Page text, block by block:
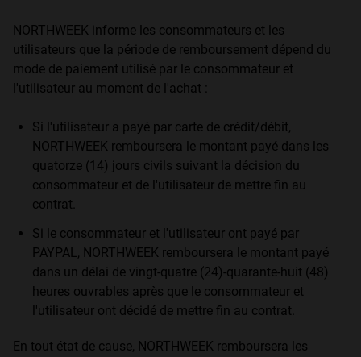
NORTHWEEK informe les consommateurs et les
utilisateurs que la période de remboursement dépend du
mode de paiement utilisé par le consommateur et
l'utilisateur au moment de l'achat :
Si l'utilisateur a payé par carte de crédit/débit,
NORTHWEEK remboursera le montant payé dans les
quatorze (14) jours civils suivant la décision du
consommateur et de l'utilisateur de mettre fin au
contrat.
Si le consommateur et l'utilisateur ont payé par
PAYPAL, NORTHWEEK remboursera le montant payé
dans un délai de vingt-quatre (24)-quarante-huit (48)
heures ouvrables après que le consommateur et
l'utilisateur ont décidé de mettre fin au contrat.
En tout état de cause, NORTHWEEK remboursera les